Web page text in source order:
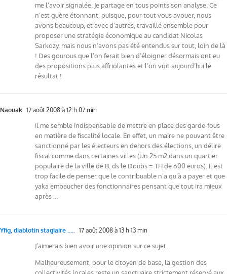
me l’avoir signalée. Je partage en tous points son analyse. Ce
n’est guère étonnant, puisque, pour tout vous avouer, nous
avons beaucoup, et avec d’autres, travaillé ensemble pour
proposer une stratégie économique au candidat Nicolas
Sarkozy, mais nous n’avons pas été entendus sur tout, loin de là
! Des gourous que l’on ferait bien d’éloigner désormais ont eu
des propositions plus affriolantes et l’on voit aujourd’hui le
résultat !
Naouak 17 août 2008 à 12 h 07 min
Il me semble indispensable de mettre en place des garde-fous
en matière de fiscalité locale. En effet, un maire ne pouvant être
sanctionné par les électeurs en dehors des élections, un délire
fiscal comme dans certaines villes (Un 25 m2 dans un quartier
populaire de la ville de B. ds le Doubs = TH de 600 euros). Il est
trop facile de penser que le contribuable n’a qu’à a payer et que
yaka embaucher des fonctionnaires pensant que tout ira mieux
après …
Yfig, diablotin stagiaire ..... 17 août 2008 à 13 h 13 min
J’aimerais bien avoir une opinion sur ce sujet.
Malheureusement, pour le citoyen de base, la gestion des
collectivités locales reste un sanctuaire strictement réservé aux